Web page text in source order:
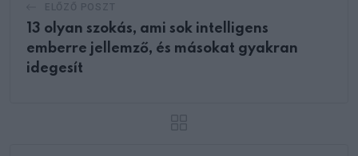
13 olyan szokás, ami sok intelligens
emberre jellemző, és másokat gyakran
idegesít